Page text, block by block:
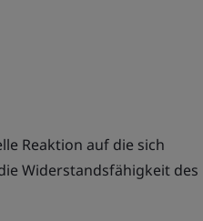
Reaktion auf die sich
Widerstandsfähigkeit des